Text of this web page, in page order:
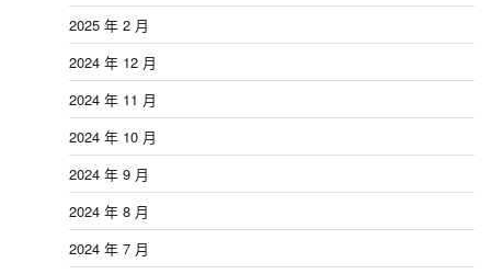
2025 年 2 月
2024 年 12 月
2024 年 11 月
2024 年 10 月
2024 年 9 月
2024 年 8 月
2024 年 7 月